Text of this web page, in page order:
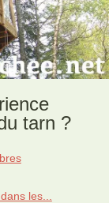
tarn ?
les...